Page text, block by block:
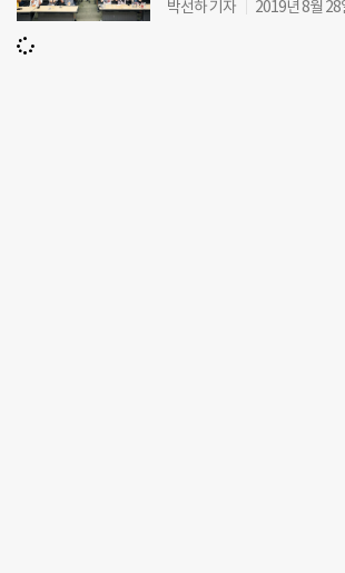
박선하 기자 2019년 8월 28